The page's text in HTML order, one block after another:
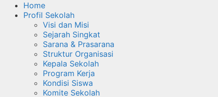
Home
Profil Sekolah
Visi dan Misi
Sejarah Singkat
Sarana & Prasarana
Struktur Organisasi
Kepala Sekolah
Program Kerja
Kondisi Siswa
Komite Sekolah